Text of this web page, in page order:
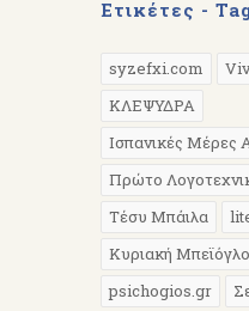
Ετικέτες -
syzefxi.com
ΚΛΕΨΥΔΡΑ
Ισπανικές Μέρες
Πρώτο
Τέσυ Μπάιλα
Κυριακή
psichogios.gr